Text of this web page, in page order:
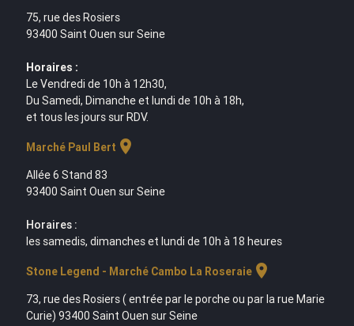
75, rue des Rosiers
93400 Saint Ouen sur Seine
Horaires :
Le Vendredi de 10h à 12h30,
Du Samedi, Dimanche et lundi de 10h à 18h,
et tous les jours sur RDV.
Marché Paul Bert location_on
Allée 6 Stand 83
93400 Saint Ouen sur Seine
Horaires :
les samedis, dimanches et lundi de 10h à 18 heures
Stone Legend - Marché Cambo La Roseraielocation_on
73, rue des Rosiers ( entrée par le porche ou par la rue Marie
Curie) 93400 Saint Ouen sur Seine